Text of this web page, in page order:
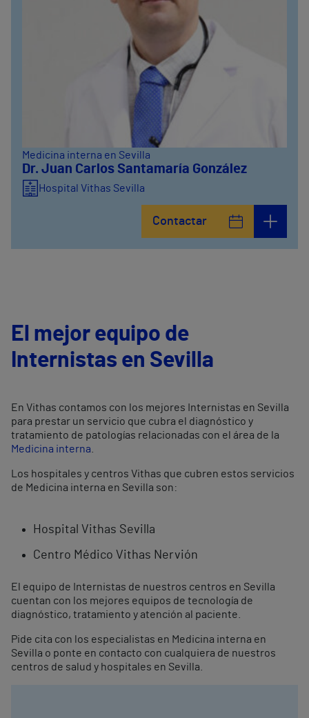
Medicina interna en Sevilla
Dr. Juan Carlos Santamaría González
Hospital Vithas Sevilla
Contactar
El mejor equipo de
Internistas en Sevilla
En Vithas contamos con los mejores Internistas en Sevilla
para prestar un servicio que cubra el diagnóstico y
tratamiento de patologías relacionadas con el área de la
Medicina interna
Los hospitales y centros Vithas que cubren estos servicios
de Medicina interna en Sevilla son:
Hospital Vithas Sevilla
Centro Médico Vithas Nervión
El equipo de Internistas de nuestros centros en Sevilla
cuentan con los mejores equipos de tecnología de
diagnóstico, tratamiento y atención al paciente.
Pide cita con los especialistas en Medicina interna en
Sevilla o ponte en contacto con cualquiera de nuestros
centros de salud y hospitales en Sevilla.